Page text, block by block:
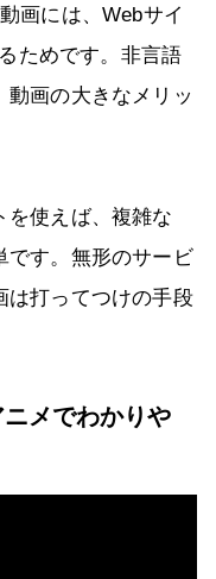
画には、Webサイ
ためです。非言語
画の大きなメリッ
を使えば、複雑な
です。無形のサービ
は打ってつけの手段
メでわかりや